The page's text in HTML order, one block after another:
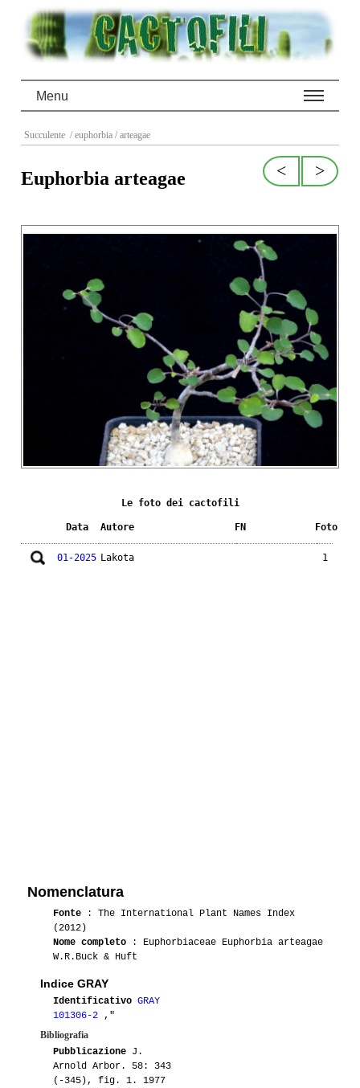
Menu
Succulente / euphorbia / arteagae
>
<
Euphorbia arteagae
Le foto dei cactofili
Data Autore FN Foto
01-2025 Lakota 1
Nomenclatura
Fonte : The International Plant Names Index
(2012)
Nome completo : Euphorbiaceae Euphorbia arteagae
W.R.Buck & Huft
Indice GRAY
Identificativo GRAY
101306-2 ,"
Bibliografia
Pubblicazione J.
Arnold Arbor. 58: 343
(-345), fig. 1. 1977